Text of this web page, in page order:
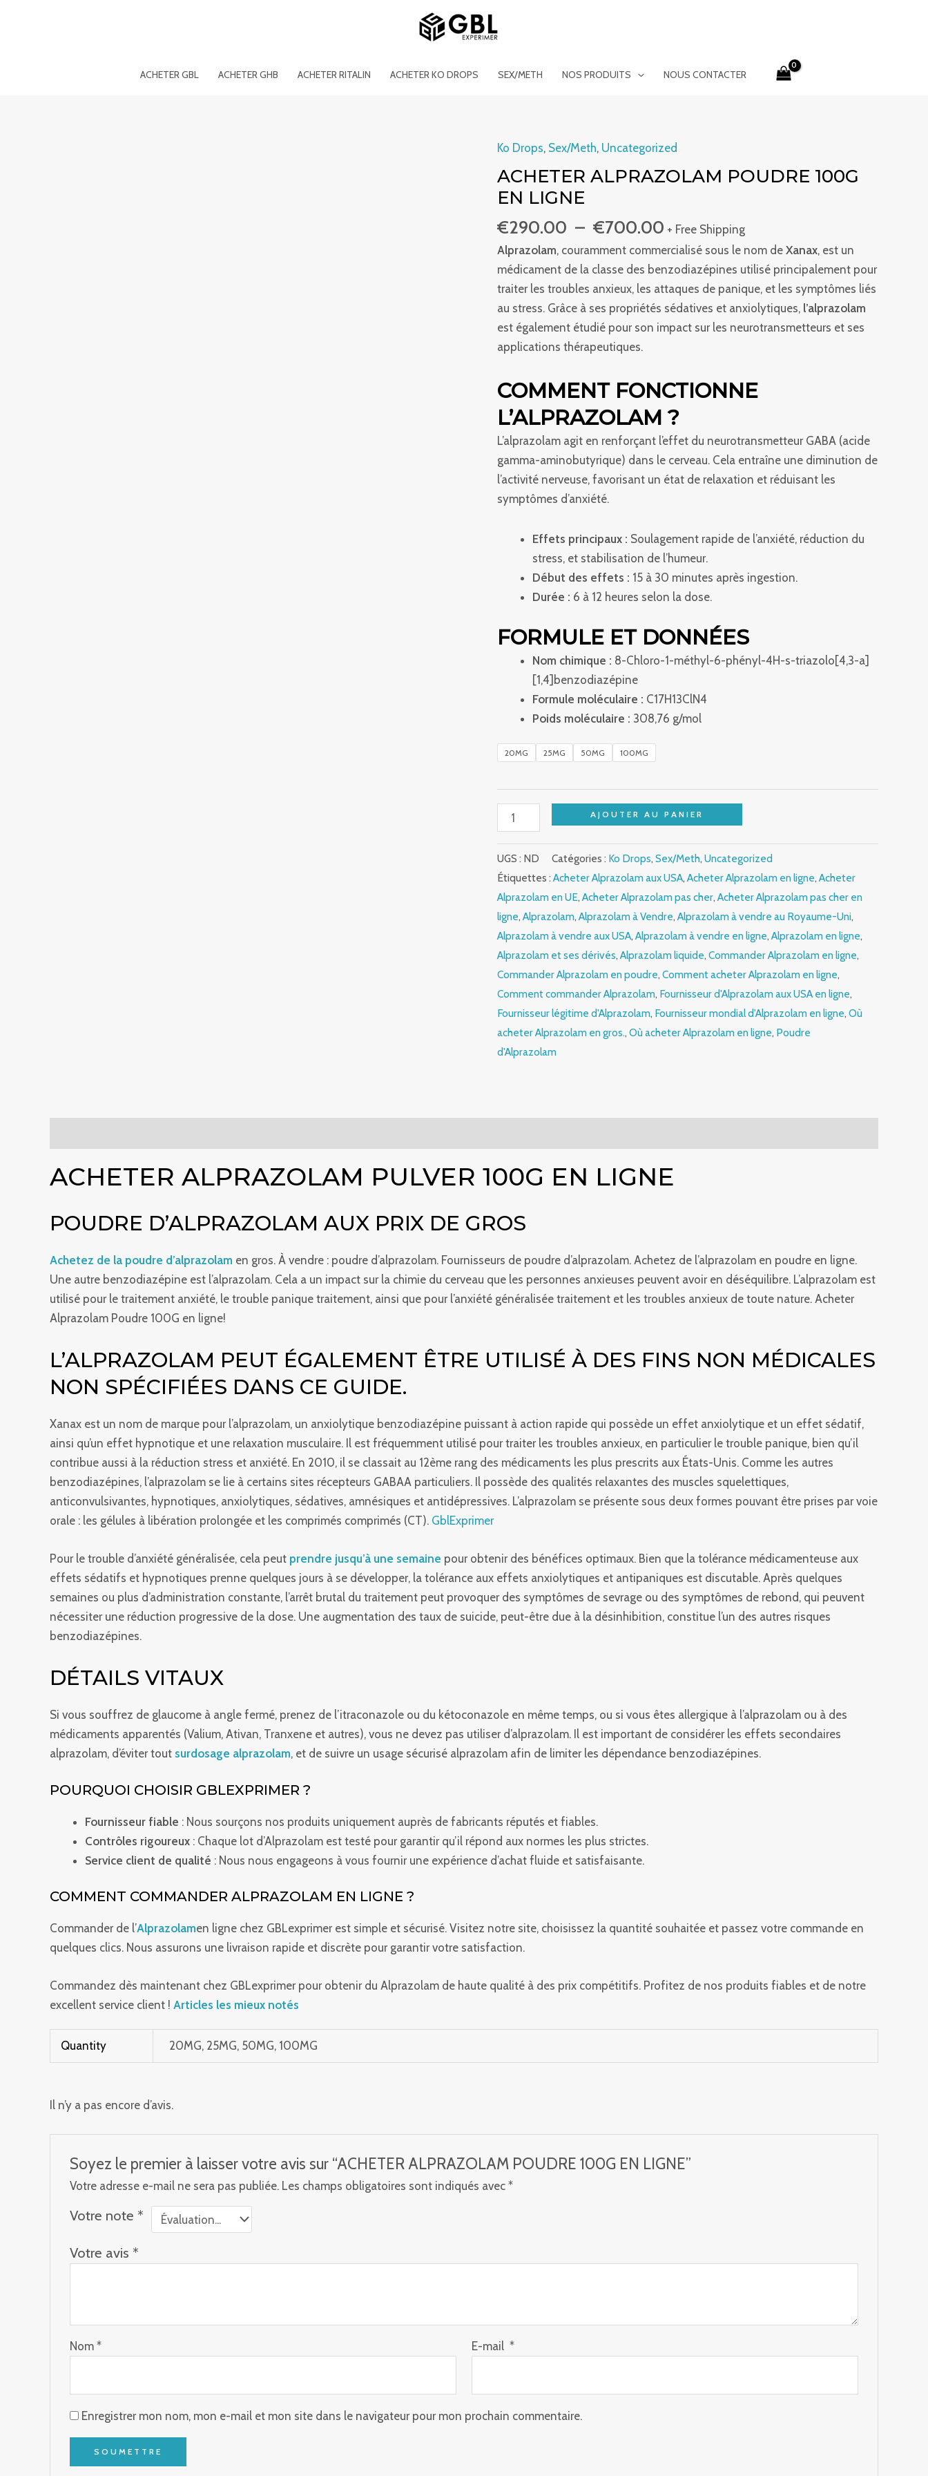
ACHETER GBL ACHETER GHB ACHETER RITALIN ACHETER KO DROPS SEX/METH NOS PRODUITS NOUS CONTACTER
Ko Drops, Sex/Meth, Uncategorized
ACHETER ALPRAZOLAM POUDRE 100G
EN LIGNE
€290.00 – €700.00
Plage
de
prix :
à
€700.00
+ Free Shipping
Alprazolam, couramment commercialisé sous le nom de Xanax, est un
médicament de la classe des benzodiazépines utilisé principalement pour
traiter les troubles anxieux, les attaques de panique, et les symptômes liés
au stress. Grâce à ses propriétés sédatives et anxiolytiques, l’alprazolam
est également étudié pour son impact sur les neurotransmetteurs et ses
applications thérapeutiques.
COMMENT FONCTIONNE
L’ALPRAZOLAM ?
L’alprazolam agit en renforçant l’effet du neurotransmetteur GABA (acide
gamma-aminobutyrique) dans le cerveau. Cela entraîne une diminution de
l’activité nerveuse, favorisant un état de relaxation et réduisant les
symptômes d’anxiété.
Effets principaux : Soulagement rapide de l’anxiété, réduction du
stress, et stabilisation de l’humeur.
Début des effets : 15 à 30 minutes après ingestion.
Durée : 6 à 12 heures selon la dose.
FORMULE ET DONNÉES
Nom chimique : 8-Chloro-1-méthyl-6-phényl-4H-s-triazolo[4,3-a]
[1,4]benzodiazépine
Formule moléculaire : C17H13ClN4
Poids moléculaire : 308,76 g/mol
20MG 25MG 50MG 100MG
quantité
de
ACHETER
POUDRE
100G
EN
LIGNE
AJOUTER AU PANIER
UGS : ND Catégories : Ko Drops, Sex/Meth, Uncategorized
Étiquettes :Acheter Alprazolam aux USA,Acheter Alprazolam en ligne,Acheter
Alprazolam en UE,Acheter Alprazolam pas cher,Acheter Alprazolam pas cher en
ligne,Alprazolam,Alprazolam à Vendre,Alprazolam à vendre au Royaume-Uni,
Alprazolam à vendre aux USA,Alprazolam à vendre en ligne,Alprazolam en ligne,
Alprazolam et ses dérivés,Alprazolam liquide, Commander Alprazolam en ligne,
Commander Alprazolam en poudre, Comment acheter Alprazolam en ligne,
Comment commander Alprazolam, Fournisseur d'Alprazolam aux USA en ligne,
Fournisseur légitime d'Alprazolam, Fournisseur mondial d'Alprazolam en ligne, Où
acheter Alprazolam en gros., Où acheter Alprazolam en ligne, Poudre
d'Alprazolam
ACHETER ALPRAZOLAM PULVER 100G EN LIGNE
POUDRE D’ALPRAZOLAM AUX PRIX DE GROS
Achetez de la poudre d’alprazolam en gros. À vendre : poudre d’alprazolam. Fournisseurs de poudre d’alprazolam. Achetez de l’alprazolam en poudre en ligne.
Une autre benzodiazépine est l’alprazolam. Cela a un impact sur la chimie du cerveau que les personnes anxieuses peuvent avoir en déséquilibre. L’alprazolam est
utilisé pour le traitement anxiété, le trouble panique traitement, ainsi que pour l’anxiété généralisée traitement et les troubles anxieux de toute nature. Acheter
Alprazolam Poudre 100G en ligne!
L’ALPRAZOLAM PEUT ÉGALEMENT ÊTRE UTILISÉ À DES FINS NON MÉDICALES
NON SPÉCIFIÉES DANS CE GUIDE.
Xanax est un nom de marque pour l’alprazolam, un anxiolytique benzodiazépine puissant à action rapide qui possède un effet anxiolytique et un effet sédatif,
ainsi qu’un effet hypnotique et une relaxation musculaire. Il est fréquemment utilisé pour traiter les troubles anxieux, en particulier le trouble panique, bien qu’il
contribue aussi à la réduction stress et anxiété. En 2010, il se classait au 12ème rang des médicaments les plus prescrits aux États-Unis. Comme les autres
benzodiazépines, l’alprazolam se lie à certains sites récepteurs GABAA particuliers. Il possède des qualités relaxantes des muscles squelettiques,
anticonvulsivantes, hypnotiques, anxiolytiques, sédatives, amnésiques et antidépressives. L’alprazolam se présente sous deux formes pouvant être prises par voie
orale : les gélules à libération prolongée et les comprimés comprimés (CT). GblExprimer
Pour le trouble d’anxiété généralisée, cela peut prendre jusqu’à une semaine pour obtenir des bénéfices optimaux. Bien que la tolérance médicamenteuse aux
effets sédatifs et hypnotiques prenne quelques jours à se développer, la tolérance aux effets anxiolytiques et antipaniques est discutable. Après quelques
semaines ou plus d’administration constante, l’arrêt brutal du traitement peut provoquer des symptômes de sevrage ou des symptômes de rebond, qui peuvent
nécessiter une réduction progressive de la dose. Une augmentation des taux de suicide, peut-être due à la désinhibition, constitue l’un des autres risques
benzodiazépines.
DÉTAILS VITAUX
Si vous souffrez de glaucome à angle fermé, prenez de l’itraconazole ou du kétoconazole en même temps, ou si vous êtes allergique à l’alprazolam ou à des
médicaments apparentés (Valium, Ativan, Tranxene et autres), vous ne devez pas utiliser d’alprazolam. Il est important de considérer les effets secondaires
alprazolam, d’éviter tout surdosage alprazolam, et de suivre un usage sécurisé alprazolam afin de limiter les dépendance benzodiazépines.
POURQUOI CHOISIR GBLEXPRIMER ?
Fournisseur fiable : Nous sourçons nos produits uniquement auprès de fabricants réputés et fiables.
Contrôles rigoureux : Chaque lot d’Alprazolam est testé pour garantir qu’il répond aux normes les plus strictes.
Service client de qualité : Nous nous engageons à vous fournir une expérience d’achat fluide et satisfaisante.
COMMENT COMMANDER ALPRAZOLAM EN LIGNE ?
Commander de l’Alprazolamen ligne chez GBLexprimer est simple et sécurisé. Visitez notre site, choisissez la quantité souhaitée et passez votre commande en
quelques clics. Nous assurons une livraison rapide et discrète pour garantir votre satisfaction.
Commandez dès maintenant chez GBLexprimer pour obtenir du Alprazolam de haute qualité à des prix compétitifs. Profitez de nos produits fiables et de notre
excellent service client ! Articles les mieux notés
Quantity 20MG, 25MG, 50MG, 100MG
Il n’y a pas encore d’avis.
Soyez le premier à laisser votre avis sur “ACHETER ALPRAZOLAM POUDRE 100G EN LIGNE”
Votre adresse e-mail ne sera pas publiée. Les champs obligatoires sont indiqués avec*
Votre note *
Votre avis *
Nom* E-mail*
Enregistrer mon nom, mon e-mail et mon site dans le navigateur pour mon prochain commentaire.